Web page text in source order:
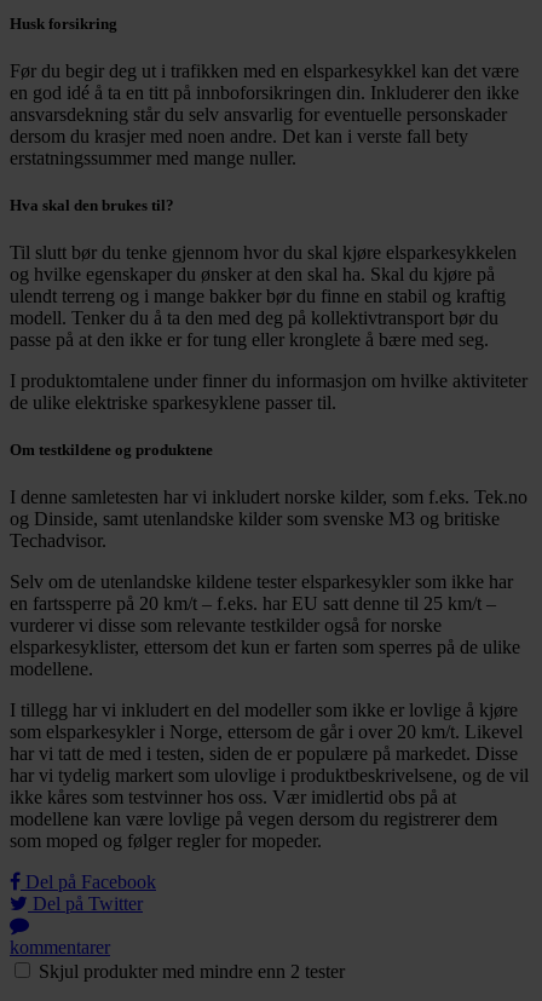
Husk forsikring
Før du begir deg ut i trafikken med en elsparkesykkel kan det være
en god idé å ta en titt på innboforsikringen din. Inkluderer den ikke
ansvarsdekning står du selv ansvarlig for eventuelle personskader
dersom du krasjer med noen andre. Det kan i verste fall bety
erstatningssummer med mange nuller.
Hva skal den brukes til?
Til slutt bør du tenke gjennom hvor du skal kjøre elsparkesykkelen
og hvilke egenskaper du ønsker at den skal ha. Skal du kjøre på
ulendt terreng og i mange bakker bør du finne en stabil og kraftig
modell. Tenker du å ta den med deg på kollektivtransport bør du
passe på at den ikke er for tung eller kronglete å bære med seg.
I produktomtalene under finner du informasjon om hvilke aktiviteter
de ulike elektriske sparkesyklene passer til.
Om testkildene og produktene
I denne samletesten har vi inkludert norske kilder, som f.eks. Tek.no
og Dinside, samt utenlandske kilder som svenske M3 og britiske
Techadvisor.
Selv om de utenlandske kildene tester elsparkesykler som ikke har
en fartssperre på 20 km/t – f.eks. har EU satt denne til 25 km/t –
vurderer vi disse som relevante testkilder også for norske
elsparkesyklister, ettersom det kun er farten som sperres på de ulike
modellene.
I tillegg har vi inkludert en del modeller som ikke er lovlige å kjøre
som elsparkesykler i Norge, ettersom de går i over 20 km/t. Likevel
har vi tatt de med i testen, siden de er populære på markedet. Disse
har vi tydelig markert som ulovlige i produktbeskrivelsene, og de vil
ikke kåres som testvinner hos oss. Vær imidlertid obs på at
modellene kan være lovlige på vegen dersom du registrerer dem
som moped og følger regler for mopeder.
Del på Facebook
Del på Twitter
kommentarer
Skjul produkter med mindre enn 2 tester